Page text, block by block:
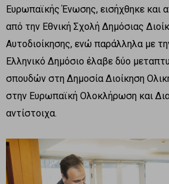
Ευρωπαϊκής Ένωσης, εισήχθηκε και
από την Εθνική Σχολή Δημόσιας
Αυτοδιοίκησης, ενώ παράλληλα με
Ελληνικό Δημόσιο έλαβε δύο
σπουδών στη Δημοσία Διοίκηση
στην Ευρωπαϊκή Ολοκλήρωση και
αντίστοιχα.